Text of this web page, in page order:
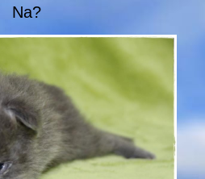
Na?